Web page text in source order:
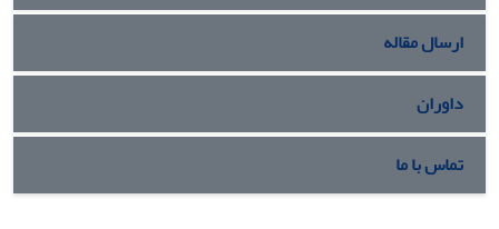
ارسال مقاله
داوران
تماس با ما